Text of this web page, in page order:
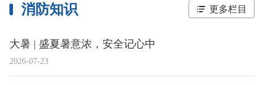
消防知识 更多栏目
2026-07-23
大暑 | 盛夏暑意浓，安全记心中